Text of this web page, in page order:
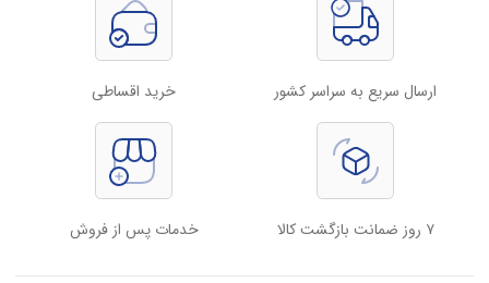
ارسال سریع به سراسر کشور خرید اقساطی
۷ روز ضمانت بازگشت کالا خدمات پس از فروش